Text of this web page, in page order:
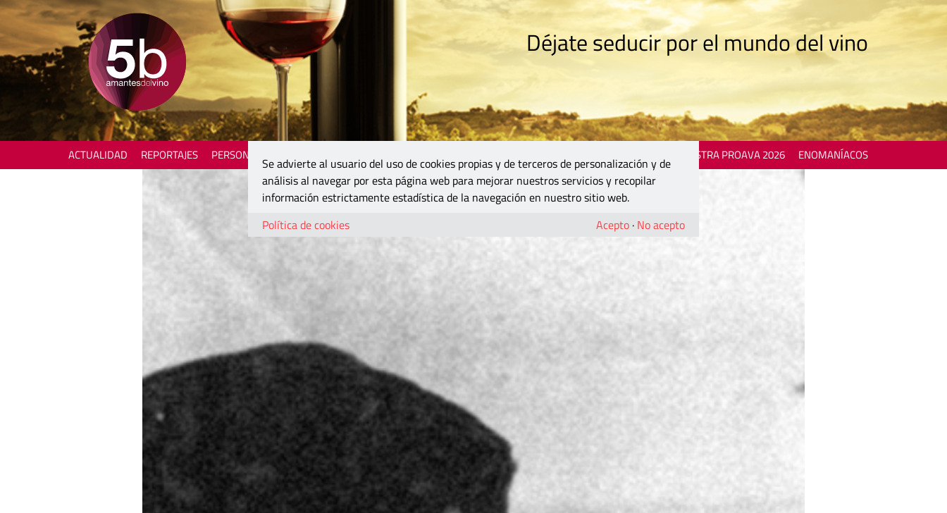
Déjate seducir por el mundo del vino
ACTUALIDAD REPORTAJES PERSONAJES MOSTRA PROAVA 2026 ENOMANÍACOS
Se advierte al usuario del uso de cookies propias y de terceros de personalización y de
análisis al navegar por esta página web para mejorar nuestros servicios y recopilar
información estrictamente estadística de la navegación en nuestro sitio web.
Política de cookies
Acepto · No acepto